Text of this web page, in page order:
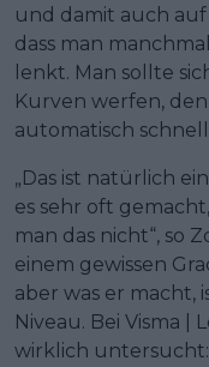
und damit auch
dass man
lenkt. Man sollte
Kurven werfen,
automatisch
„Das ist natürlich
es sehr oft
man das nicht“, so
einem gewissen
aber was er macht,
Niveau. Bei Visma |
wirklich untersucht: